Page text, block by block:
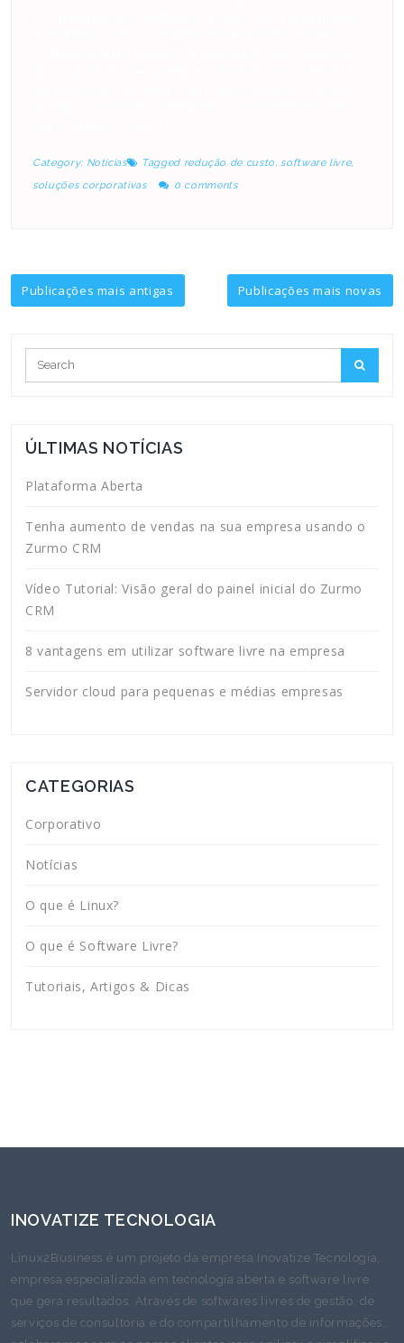
Category: Notícias Tagged redução de custo,software livre,
soluções corporativas
0 comments
Navegação
posts
Publicações mais antigas Publicações mais novas
ÚLTIMAS NOTÍCIAS
Plataforma Aberta
Tenha aumento de vendas na sua empresa usando o
Zurmo CRM
Vídeo Tutorial: Visão geral do painel inicial do Zurmo
CRM
8 vantagens em utilizar software livre na empresa
Servidor cloud para pequenas e médias empresas
CATEGORIAS
Corporativo
Notícias
O que é Linux?
O que é Software Livre?
Tutoriais, Artigos & Dicas
INOVATIZE TECNOLOGIA
Linux2Business é um projeto da empresa Inovatize Tecnologia,
empresa especializada em tecnologia aberta e software livre
que gera resultados. Através de softwares livres de gestão, de
serviços de consultoria e do compartilhamento de informações,